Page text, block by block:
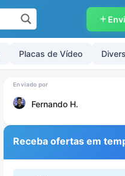
Placas de Vídeo
Fernando H.
Receba ofertas em